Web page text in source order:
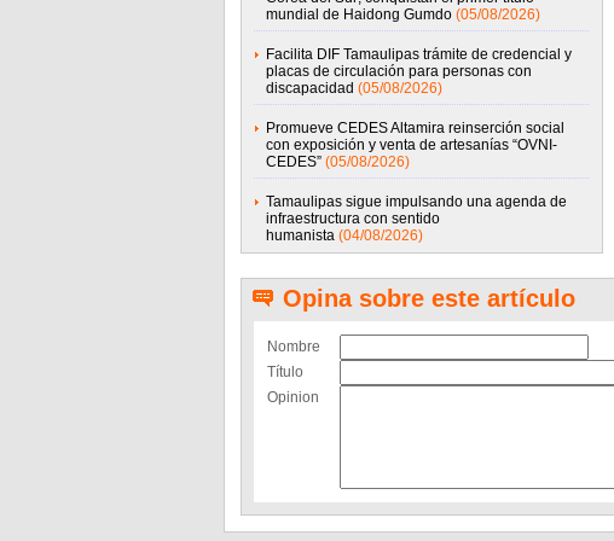
mundial de Haidong Gumdo (05/08/2026)
Facilita DIF Tamaulipas trámite de credencial y
placas de circulación para personas con
discapacidad (05/08/2026)
Promueve CEDES Altamira reinserción social
con exposición y venta de artesanías “OVNI-
CEDES” (05/08/2026)
Tamaulipas sigue impulsando una agenda de
infraestructura con sentido
humanista (04/08/2026)
Opina sobre este artículo
Nombre
Título
Opinion